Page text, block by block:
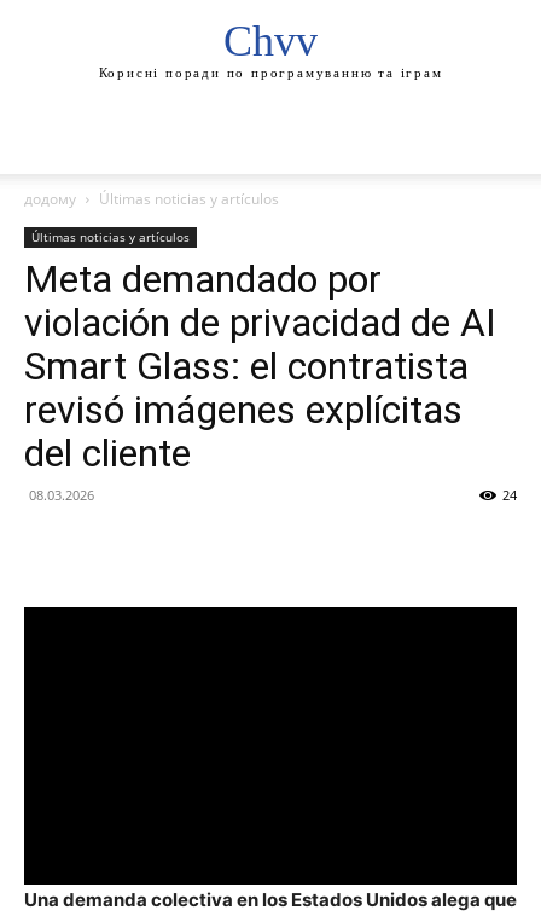
Chvv
Корисні поради по програмуванню та іграм
додому Últimas noticias y artículos
Últimas noticias y artículos
Meta demandado por
violación de privacidad de AI
Smart Glass: el contratista
revisó imágenes explícitas
del cliente
08.03.2026 24
Una demanda colectiva en los Estados Unidos alega que